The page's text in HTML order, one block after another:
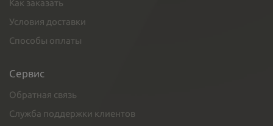
Как заказать
Условия доставки
Способы оплаты
Сервис
Обратная связь
Служба поддержки клиентов